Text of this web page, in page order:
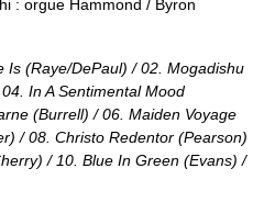
: orgue Hammond / Byron
Is (Raye/DePaul) / 02. Mogadishu
In A Sentimental Mood
(Burrell) / 06. Maiden Voyage
/ 08. Christo Redentor (Pearson)
/ 10. Blue In Green (Evans) /